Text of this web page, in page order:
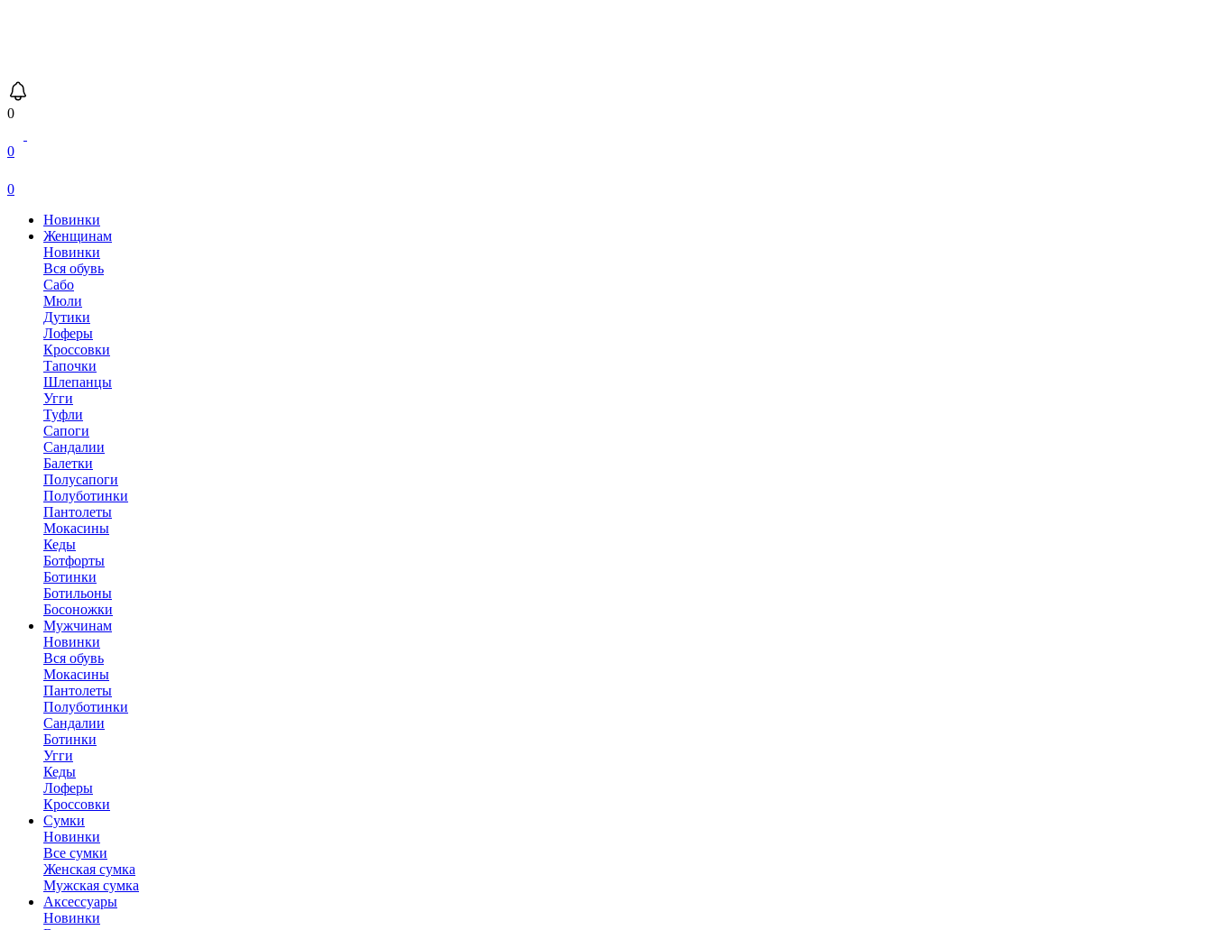
0
0
0
Новинки
Женщинам
Новинки
Вся обувь
Сабо
Мюли
Дутики
Лоферы
Кроссовки
Тапочки
Шлепанцы
Угги
Туфли
Сапоги
Сандалии
Балетки
Полусапоги
Полуботинки
Пантолеты
Мокасины
Кеды
Ботфорты
Ботинки
Ботильоны
Босоножки
Мужчинам
Новинки
Вся обувь
Мокасины
Пантолеты
Полуботинки
Сандалии
Ботинки
Угги
Кеды
Лоферы
Кроссовки
Сумки
Новинки
Все сумки
Женская сумка
Мужская сумка
Аксессуары
Новинки